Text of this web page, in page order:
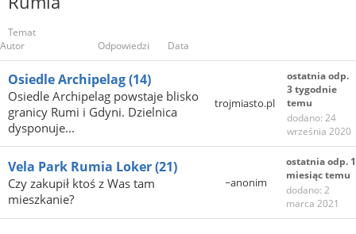
Temat
Autor
Odpowiedzi Data
Osiedle Archipelag(14)
Osiedle Archipelag powstaje blisko
granicy Rumi i Gdyni. Dzielnica
dysponuje...
trojmiasto.pl
ostatnia odp.
3 tygodnie
temu
dodano: 24
września 2020
Vela Park Rumia Loker(21)
Czy zakupił ktoś z Was tam
mieszkanie?
~anonim
ostatnia odp. 1
miesiąc temu
dodano: 2
marca 2021